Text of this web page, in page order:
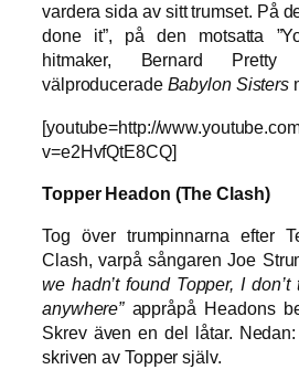
vardera sida av sitt trumset. På
done it”, på den motsatta
hitmaker, Bernard Pretty
välproducerade Babylon Sisters
[youtube=http://
v=e2HvfQtE8CQ]
Topper Headon (The Clash)
Tog över trumpinnarna efter
Clash, varpå sångaren Joe
we hadn’t found Topper, I
anywhere”appråpå Headons
Skrev även en del låtar.
skriven av Topper själv.